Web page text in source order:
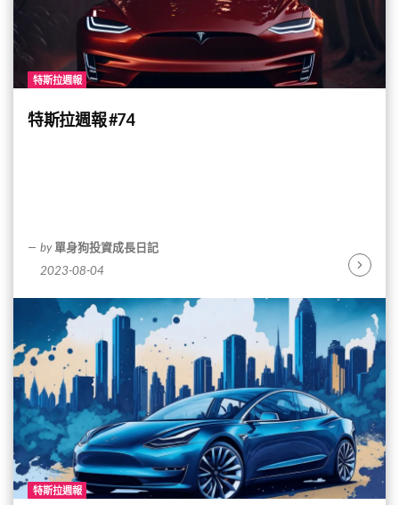
特斯拉週報
特斯拉週報 #74
by 單身狗投資成長日記
2023-08-04
特斯拉週報